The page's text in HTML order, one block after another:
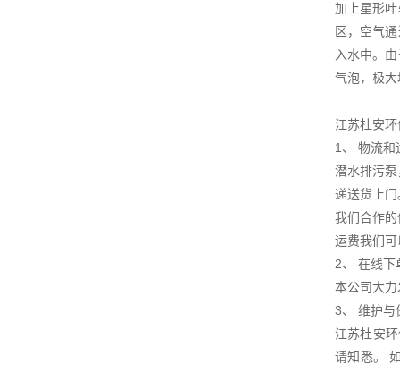
加上星形
区，空气
入水中。
气泡，极
江苏杜安
1、 物流和
潜水排污
递送货上门
我们合作
运费我们
2、 在线下
本公司大
3、 维护与
江苏杜安
请知悉。